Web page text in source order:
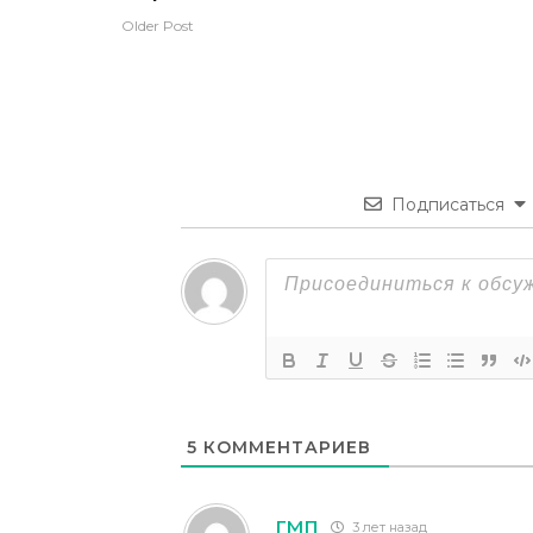
Older Post
Подписаться
5 КОММЕНТАРИЕВ
ГМП 3 лет назад